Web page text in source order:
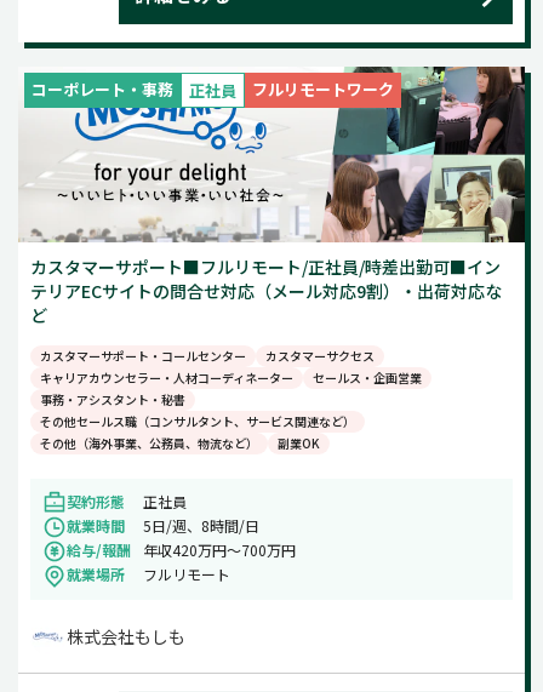
コーポレート・事務 正社員 フルリモートワーク
カスタマーサポート■フルリモート/正社員/時差出勤可■イン
テリアECサイトの問合せ対応（メール対応9割）・出荷対応な
ど
カスタマーサポート・コールセンター
カスタマーサクセス
キャリアカウンセラー・人材コーディネーター
セールス・企画営業
事務・アシスタント・秘書
その他セールス職（コンサルタント、サービス関連など）
その他（海外事業、公務員、物流など）
副業OK
契約形態
正社員
就業時間
5日/週、8時間/日
給与/報酬
年収420万円～700万円
就業場所
フルリモート
株式会社もしも